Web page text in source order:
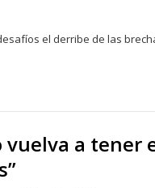
el derribe de las
vuelva a tener